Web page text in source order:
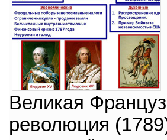
Великая
революция